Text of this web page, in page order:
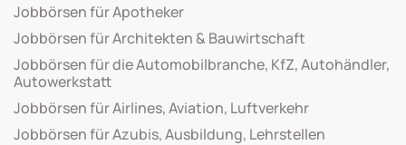
Jobbörsen für Apotheker
Jobbörsen für Architekten & Bauwirtschaft
Jobbörsen für die Automobilbranche, KfZ, Autohändler,
Autowerkstatt
Jobbörsen für Airlines, Aviation, Luftverkehr
Jobbörsen für Azubis, Ausbildung, Lehrstellen